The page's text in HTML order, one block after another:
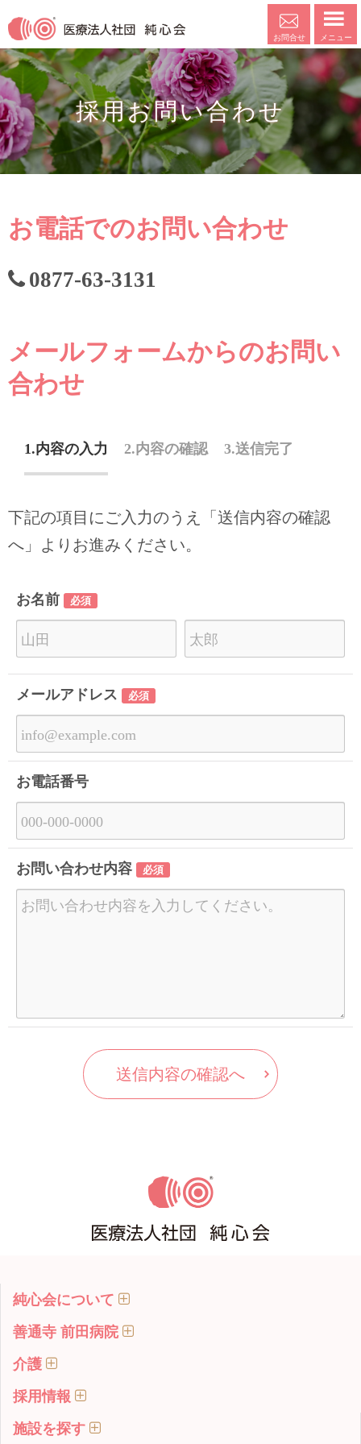
メニュー
お問合せ
採用お問い合わせ
お電話でのお問い合わせ
0877-63-3131
メールフォームからのお問い
合わせ
内容の入力 内容の確認 送信完了
下記の項目にご入力のうえ「送信内容の確認
へ」よりお進みください。
お名前 必須
苗
字
名
前
メールアドレス 必須
お電話番号
お問い合わせ内容 必須
純心会について
善通寺 前田病院
介護
採用情報
施設を探す